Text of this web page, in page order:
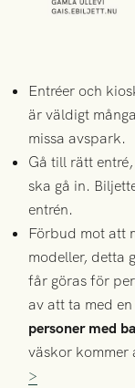
Entréer och
är väldigt
missa avspark.
Gå till rätt
ska gå in.
entrén.
Förbud mot att
modeller, detta
får göras för
av att ta med
personer med
väskor kommer
>